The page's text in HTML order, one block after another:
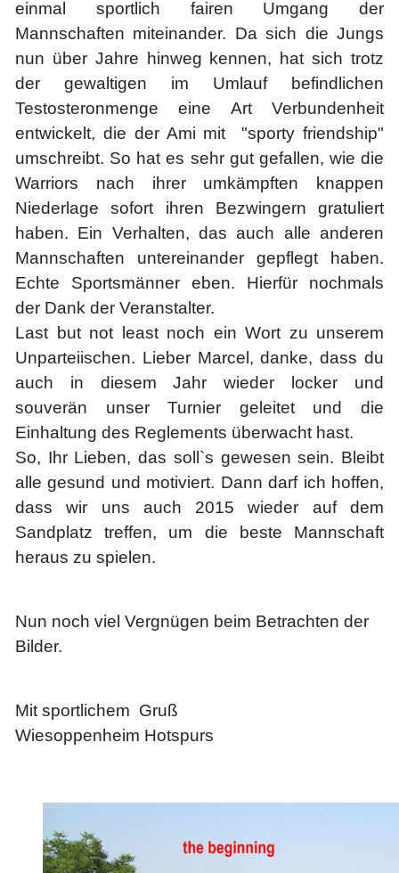
einmal sportlich fairen Umgang der
Mannschaften miteinander. Da sich die Jungs
nun über Jahre hinweg kennen, hat sich trotz
der gewaltigen im Umlauf befindlichen
Testosteronmenge eine Art Verbundenheit
entwickelt, die der Ami mit "sporty friendship"
umschreibt. So hat es sehr gut gefallen, wie die
Warriors nach ihrer umkämpften knappen
Niederlage sofort ihren Bezwingern gratuliert
haben. Ein Verhalten, das auch alle anderen
Mannschaften untereinander gepflegt haben.
Echte Sportsmänner eben. Hierfür nochmals
der Dank der Veranstalter.
Last but not least noch ein Wort zu unserem
Unparteiischen. Lieber Marcel, danke, dass du
auch in diesem Jahr wieder locker und
souverän unser Turnier geleitet und die
Einhaltung des Reglements überwacht hast.
So, Ihr Lieben, das soll`s gewesen sein. Bleibt
alle gesund und motiviert. Dann darf ich hoffen,
dass wir uns auch 2015 wieder auf dem
Sandplatz treffen, um die beste Mannschaft
heraus zu spielen.
Nun noch viel Vergnügen beim Betrachten der
Bilder.
Mit sportlichem Gruß
Wiesoppenheim Hotspurs